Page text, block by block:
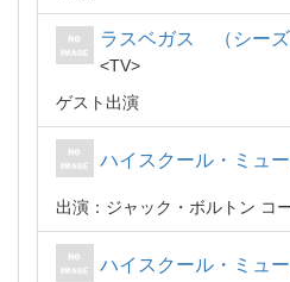
ラスベガス （シーズ
TV
ゲスト出演
ハイスクール・ミュ
出演：ジャック・ボルトン コ
ハイスクール・ミュ